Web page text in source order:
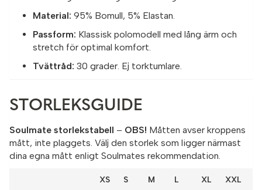
Material: 95% Bomull, 5% Elastan.
Passform: Klassisk polomodell med lång ärm och
stretch för optimal komfort.
Tvättråd: 30 grader. Ej torktumlare.
STORLEKSGUIDE
Soulmate storlekstabell – OBS! Måtten avser kroppens
mått, inte plaggets. Välj den storlek som ligger närmast
dina egna mått enligt Soulmates rekommendation.
XS S M L XL XXL